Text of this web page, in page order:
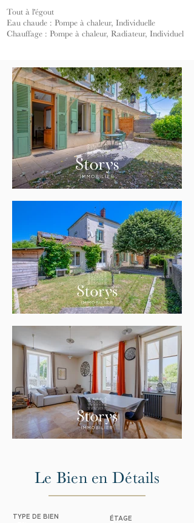
Tout à l'égout
Eau chaude : Pompe à chaleur, Individuelle
Chauffage : Pompe à chaleur, Radiateur, Individuel
Le Bien en Détails
TYPE DE BIEN ÉTAGE